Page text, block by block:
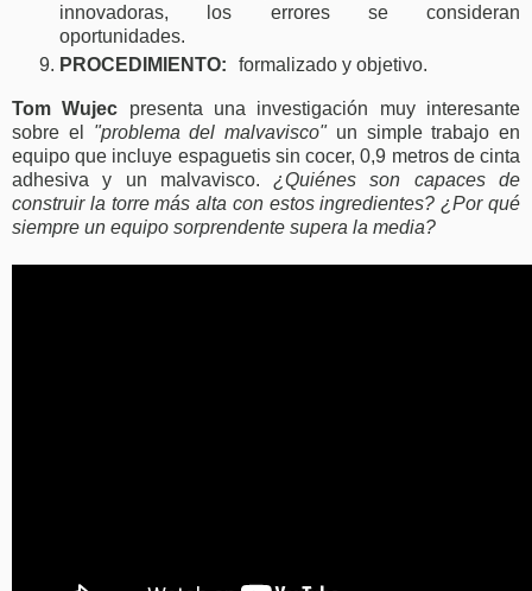
innovadoras, los errores se consideran
oportunidades.
PROCEDIMIENTO:
formalizado y objetivo.
Tom Wujec presenta una investigación muy interesante
sobre el "problema del malvavisco"un simple trabajo en
equipo que incluye espaguetis sin cocer, 0,9 metros de cinta
adhesiva y un malvavisco.¿Quiénes son capaces de
construir la torre más alta con estos ingredientes? ¿Por qué
siempre un equipo sorprendente supera la media?